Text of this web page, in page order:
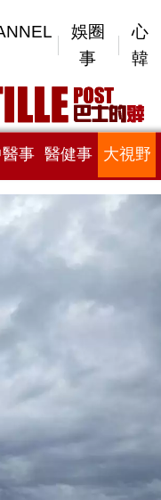
娛圈
事
心
韓
醫事 醫健事 大視野